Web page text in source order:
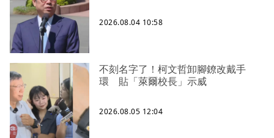
2026.08.04 10:58
不刻名字了！柯文哲卸腳鐐改戴手
環 貼「萊爾校長」示威
2026.08.05 12:04